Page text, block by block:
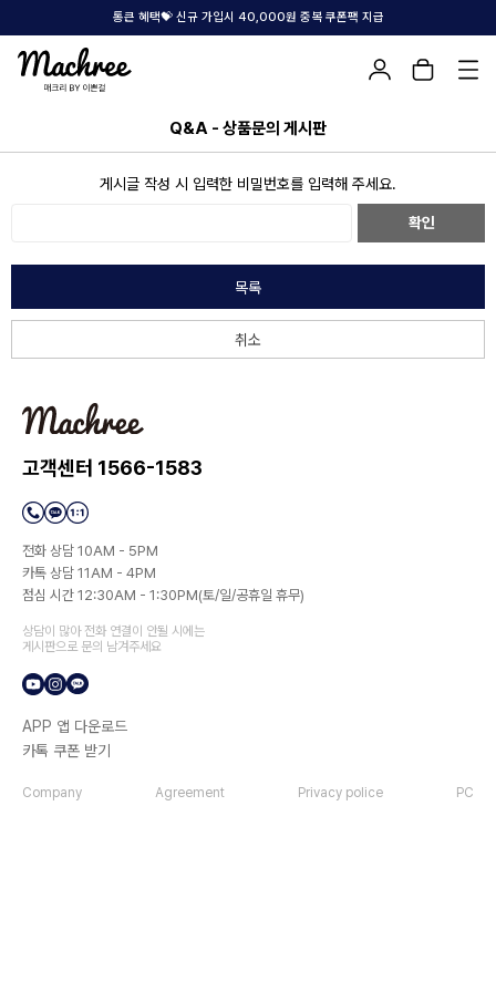
통큰 혜택💝 신규 가입시 40,000원 중복 쿠폰팩 지급
Q&A - 상품문의 게시판
게시글 작성 시 입력한 비밀번호를 입력해 주세요.
확인
목록
취소
고객센터 1566-1583
전화 상담 10AM - 5PM
카톡 상담 11AM - 4PM
점심 시간 12:30AM - 1:30PM(토/일/공휴일 휴무)
상담이 많아 전화 연결이 안될 시에는
게시판으로 문의 남겨주세요
APP 앱 다운로드
카톡 쿠폰 받기
Company Agreement Privacy police PC